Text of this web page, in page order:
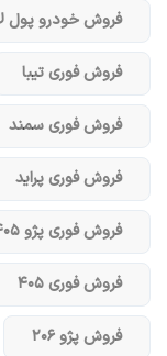
فروش خودرو پول
فروش فوری تیبا
فروش فوری سمند
فروش فوری پراید
فروش فوری پژو ۴۰۵
فروش فوری ۴۰۵
فروش پژو ۲۰۶